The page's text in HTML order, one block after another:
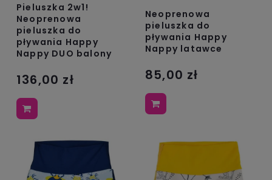
Pieluszka 2w1!
Neoprenowa
pieluszka do
pływania Happy
Nappy DUO balony
136,00 zł
Neoprenowa
pieluszka do
pływania Happy
Nappy latawce
85,00 zł